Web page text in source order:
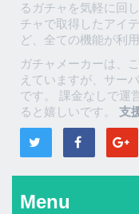
るガチャを気軽に回
チャで取得したアイ
ど、全ての機能が利
ガチャメーカーは、
えていますが、サー
です。 課金なしで運
ると嬉しいです。 支
Menu